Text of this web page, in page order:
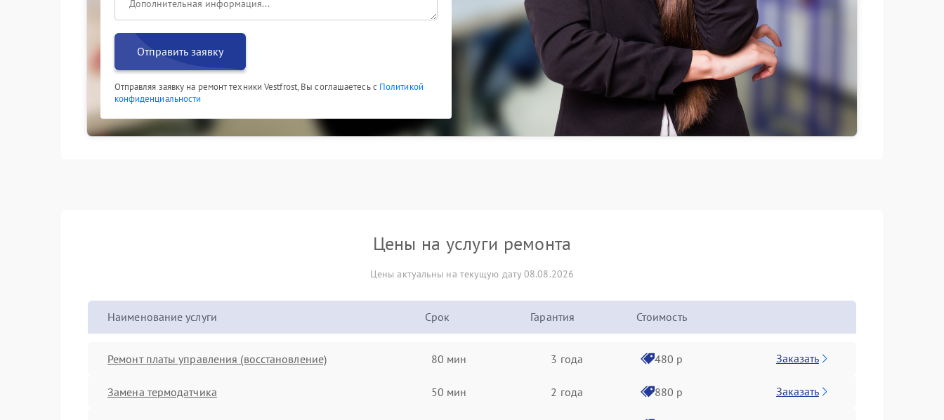
Отправить заявку
Отправляя заявку на ремонт техники Vestfrost, Вы соглашаетесь с Политикой
конфиденциальности
Цены на услуги ремонта
Цены актуальны на текущую дату 08.08.2026
Наименование услуги Срок Гарантия Стоимость
Ремонт платы управления (восстановление) 80 мин 3 года 480 р Заказать
Замена термодатчика 50 мин 2 года 880 р Заказать